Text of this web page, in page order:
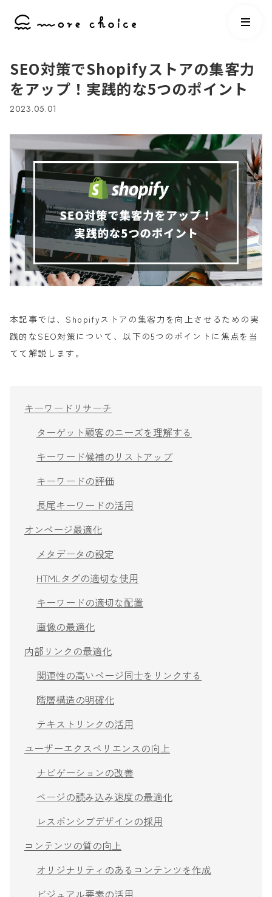
SEO対策でShopifyストアの集客力
をアップ！実践的な5つのポイント
2023.05.01
本記事では、Shopifyストアの集客力を向上させるための実
践的なSEO対策について、以下の5つのポイントに焦点を当
てて解説します。
キーワードリサーチ
ターゲット顧客のニーズを理解する
キーワード候補のリストアップ
キーワードの評価
長尾キーワードの活用
オンページ最適化
メタデータの設定
HTMLタグの適切な使用
キーワードの適切な配置
画像の最適化
内部リンクの最適化
関連性の高いページ同士をリンクする
階層構造の明確化
テキストリンクの活用
ユーザーエクスペリエンスの向上
ナビゲーションの改善
ページの読み込み速度の最適化
レスポンシブデザインの採用
コンテンツの質の向上
オリジナリティのあるコンテンツを作成
ビジュアル要素の活用